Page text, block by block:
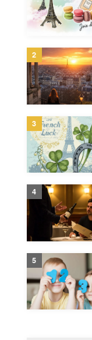
2
3
4
5